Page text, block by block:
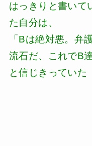
はっきりと書いて
た自分は、
「Bは絶対悪。弁
流石だ、これでB
と信じきっていた